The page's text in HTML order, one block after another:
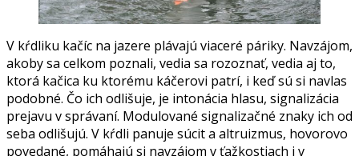
V kŕdliku kačíc na jazere plávajú viaceré páriky. Navzájom,
akoby sa celkom poznali, vedia sa rozoznať, vedia aj to,
ktorá kačica ku ktorému káčerovi patrí, i keď sú si navlas
podobné. Čo ich odlišuje, je intonácia hlasu, signalizácia
prejavu v správaní. Modulované signalizačné znaky ich od
seba odlišujú. V kŕdli panuje súcit a altruizmus, hovorovo
povedané, pomáhajú si navzájom v ťažkostiach i v